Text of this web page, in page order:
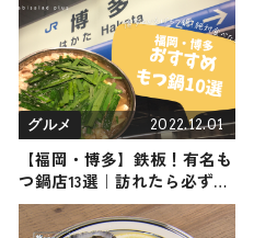
グルメ 2022.12.01
【福岡・博多】鉄板！有名も
つ鍋店13選｜訪れたら必ず行
きたい名店をご紹介！